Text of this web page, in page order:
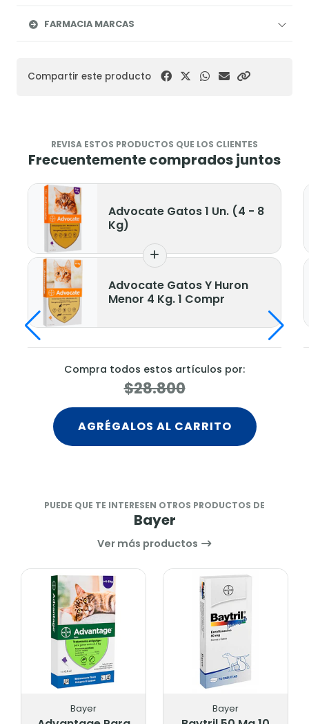
FARMACIA MARCAS
Compartir este producto
REVISA ESTOS PRODUCTOS QUE LOS CLIENTES
Frecuentemente comprados juntos
Advocate Gatos 1 Un. (4 - 8
Kg)
Advocate Gatos Y Huron
Menor 4 Kg. 1 Compr
Compra todos estos artículos por:
$28.800
AGRÉGALOS AL CARRITO
PUEDE QUE TE INTERESEN OTROS PRODUCTOS DE
Bayer
Ver más productos
Bayer Bayer